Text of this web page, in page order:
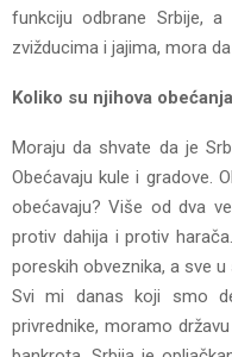
funkciju odbrane Srbije,
zvižducima i jajima, mora
Koliko su njihova
Moraju da shvate da je
Obećavaju kule i gradove.
obećavaju? Više od dva
protiv dahija i protiv
poreskih obveznika, a sve
Svi mi danas koji smo
privrednike, moramo